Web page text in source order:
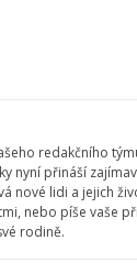
redakčního
nyní přináší
nové lidi a jejich
nebo píše vaše
rodině.